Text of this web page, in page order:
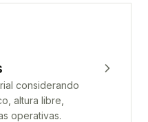
considerando
altura libre,
operativas.